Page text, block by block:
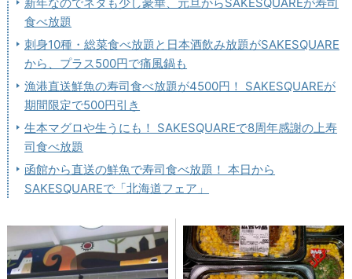
食べ放題
刺身10種・総菜食べ放題と日本酒飲み放題がSAKESQUARE
から、プラス500円で痛風鍋も
漁港直送鮮魚の寿司食べ放題が4500円！ SAKESQUAREが
期間限定で500円引き
生本マグロや生うにも！ SAKESQUAREで8周年感謝の上寿
司食べ放題
函館から直送の鮮魚で寿司食べ放題！ 本日から
SAKESQUAREで「北海道フェア」